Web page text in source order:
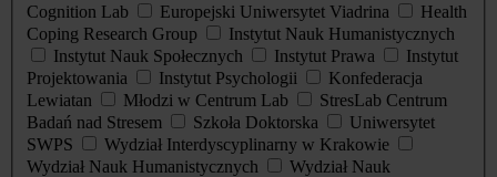
Cognition Lab
Europejski Uniwersytet Viadrina
Health
Coping Research Group
Instytut Nauk Humanistycznych
Instytut Nauk Społecznych
Instytut Prawa
Instytut
Projektowania
Instytut Psychologii
Konfederacja
Lewiatan
Młodzi w Centrum Lab
StresLab Centrum
Badań nad Stresem
Szkoła Doktorska
Uniwersytet
SWPS
Wydział Interdyscyplinarny w Krakowie
Wydział Nauk Humanistycznych
Wydział Nauk